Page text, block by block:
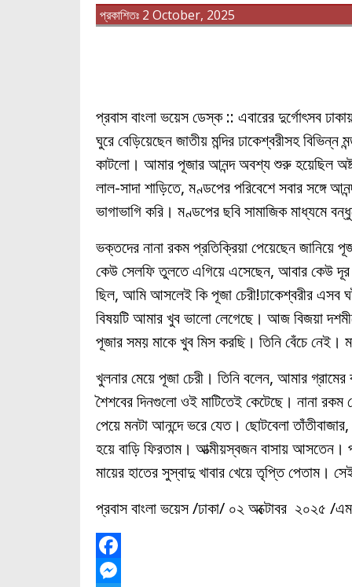
প্রকাশিতঃ 2 October, 2025
প্রবাস বাংলা ভয়েস ডেস্ক :: এবারের দুর্গোৎসব
ঘুরে বেড়িয়েছেন জাতীয় মন্দির ঢাকেশ্বরীসহ
কাটলো। আমার পূজার আনন্দ অবশ্য শুরু হয়েছিল
লাল-সাদা শাড়িতে, মণ্ডপের পরিবেশে সবার সঙ্গে
ভাগাভাগি করি। মণ্ডপের ছবি সামাজিক মাধ্যমে
ভক্তদের নানা রকম প্রতিক্রিয়া পেয়েছেন
কেউ সেলফি তুলতে এগিয়ে এসেছেন, আবার কেউ
ছিল, আমি আসলেই কি পূজা চেরী!ঢাকেশ্বরীর
বিষয়টি আমার খুব ভালো লেগেছে। আজ বিজয়া
পূজার সময় মাকে খুব মিস করছি। তিনি বেঁচে
খুলনার মেয়ে পূজা চেরী। তিনি বলেন, আমার গ্রামের
শৈশবের দিনগুলো ওই মাটিতেই কেটেছে। নানা
পেয়ে মনটা আনন্দে ভরে যেত। ছোটবেলা তাঁতীবাজার,
হয়ে বাড়ি ফিরতাম। আত্মীয়স্বজন বাসায় আসতেন।
মায়ের হাতের সুস্বাদু খাবার খেয়ে তৃপ্তি পেতাম।
প্রবাস বাংলা ভয়েস /ঢাকা/ ০২ অক্টোবর ২০২৫ /
F